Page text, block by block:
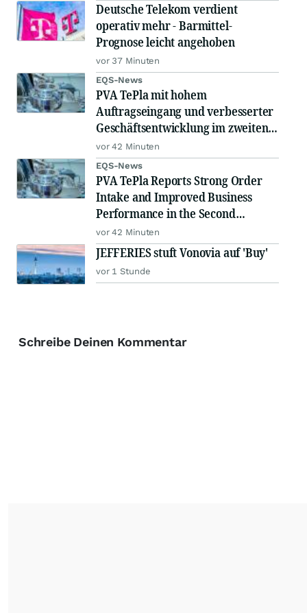
Deutsche Telekom verdient
operativ mehr - Barmittel-
Prognose leicht angehoben
vor 37 Minuten
EQS-News
PVA TePla mit hohem
Auftragseingang und verbesserter
Geschäftsentwicklung im zweiten
Quartal 2026
vor 42 Minuten
EQS-News
PVA TePla Reports Strong Order
Intake and Improved Business
Performance in the Second
Quarter of 2026
vor 42 Minuten
JEFFERIES stuft Vonovia auf 'Buy'
vor 1 Stunde
Schreibe Deinen Kommentar